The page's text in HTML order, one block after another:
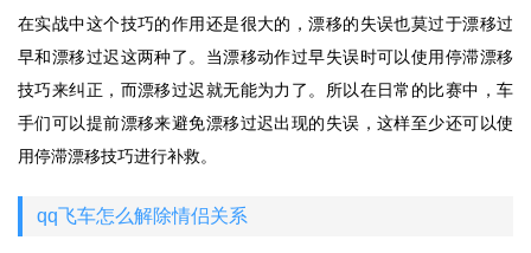
在实战中这个技巧的作用还是很大的，漂移的失误也莫过于漂移过
早和漂移过迟这两种了。当漂移动作过早失误时可以使用停滞漂移
技巧来纠正，而漂移过迟就无能为力了。所以在日常的比赛中，车
手们可以提前漂移来避免漂移过迟出现的失误，这样至少还可以使
用停滞漂移技巧进行补救。
qq飞车怎么解除情侣关系